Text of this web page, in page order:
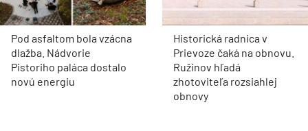
Pod asfaltom bola vzácna
dlažba. Nádvorie
Pistoriho paláca dostalo
novú energiu
Historická radnica v
Prievoze čaká na obnovu.
Ružinov hľadá
zhotoviteľa rozsiahlej
obnovy